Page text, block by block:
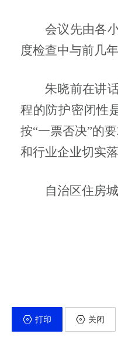
会议先由各
度检查中与前几
朱晓前在讲
程的防护密闭性
按“一票否决”的
和行业企业切实
自治区住房
打印 关闭